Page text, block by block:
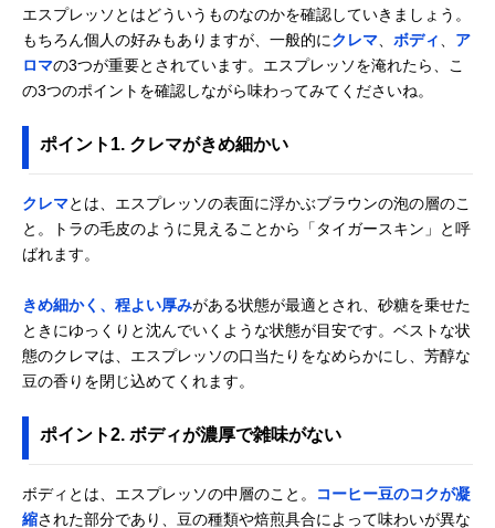
エスプレッソとはどういうものなのかを確認していきましょう。
もちろん個人の好みもありますが、一般的にクレマ、 ボディ、 ア
ロマの3つが重要とされています。エスプレッソを淹れたら、こ
の3つのポイントを確認しながら味わってみてくださいね。
ポイント1. クレマがきめ細かい
クレマとは、エスプレッソの表面に浮かぶブラウンの泡の層のこ
と。トラの毛皮のように見えることから「タイガースキン」と呼
ばれます。
きめ細かく、程よい厚みがある状態が最適とされ、砂糖を乗せた
ときにゆっくりと沈んでいくような状態が目安です。ベストな状
態のクレマは、エスプレッソの口当たりをなめらかにし、芳醇な
豆の香りを閉じ込めてくれます。
ポイント2. ボディが濃厚で雑味がない
ボディとは、エスプレッソの中層のこと。
コーヒー豆のコクが凝
縮された部分であり、豆の種類や焙煎具合によって味わいが異な